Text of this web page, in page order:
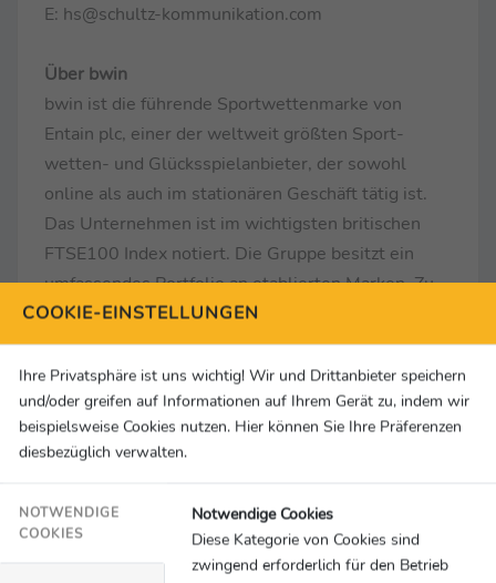
E: hs@schultz-kommunikation.com
Über bwin
bwin ist die führende Sportwettenmarke von
Entain plc, einer der weltweit größten Sport-
wetten- und Glücksspielanbieter, der sowohl
online als auch im stationären Geschäft tätig ist.
Das Unternehmen ist im wichtigsten britischen
FTSE100 Index notiert. Die Gruppe besitzt ein
umfassendes Portfolio an etablierten Marken. Zu
den Sportwettenmarken gehören bwin, Coral,
Crystalbet, Eurobet, Ladbrokes, Neds und
Sportingbet. Zu den Glücksspielmarken gehören
CasinoClub, Foxy Bingo, Gala, Gioco Digitale,
Partypoker und Party-Casino. Die Gruppe besitzt
proprietäre Technologie in allen ihren
ihrem B2C-Geschäft Dienstleistungen für eine
Reihe von Drittkunden auf B2B-Basis an. Die
COOKIE-EINSTELLUNGEN
Ihre Privatsphäre ist uns wichtig! Wir und Drittanbieter speichern
und/oder greifen auf Informationen auf Ihrem Gerät zu, indem wir
beispielsweise Cookies nutzen. Hier können Sie Ihre Präferenzen
diesbezüglich verwalten.
NOTWENDIGE
COOKIES
Notwendige Cookies
Diese Kategorie von Cookies sind
zwingend erforderlich für den Betrieb